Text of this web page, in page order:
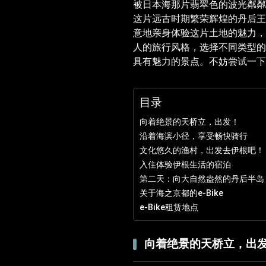
被日本海那片翡翠色的波光粼
这片远古时期繁荣辉煌的丹后
意地亲身体验这片土地的魅力
人的旅行风格，选择不同类型
具有魅力的景点。不妨尝试一
目录
向着绝景的天桥立，出发！
沿着海滨小径，享受畅快骑行
文化悠久的渔村，出发去伊根吧！
入住体验伊根生活的宿泊
第二天：向大自然盎然的丹后半
关于海之京都的e-Bike
e-Bike租赁地点
向着绝景的天桥立，出